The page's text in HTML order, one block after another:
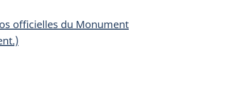
officielles du Monument